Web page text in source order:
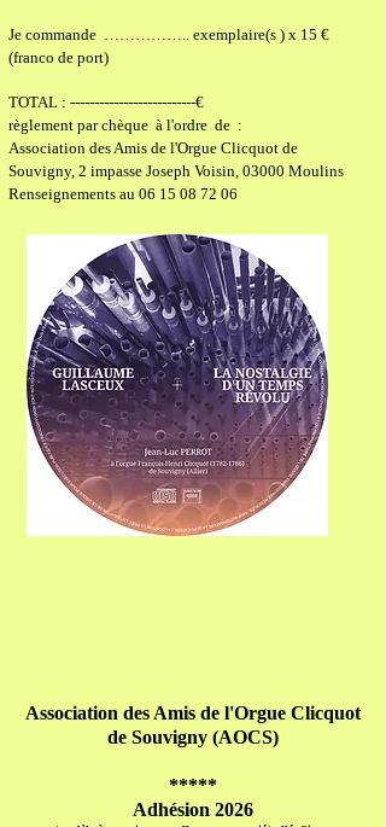
Je commande …………….. exemplaire(s ) x 15 €
(franco de port)
TOTAL : --------------------------€
règlement par chèque à l'ordre de :
Association des Amis de l'Orgue Clicquot de
Souvigny, 2 impasse Joseph Voisin, 03000 Moulins
Renseignements au 06 15 08 72 06
Association des Amis de l'Orgue Clicquot
de Souvigny (AOCS)
*****
Adhésion 2026